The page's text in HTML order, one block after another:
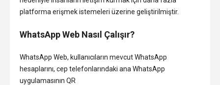
platforma erişmek istemeleri üzerine geliştirilmiştir.
WhatsApp Web Nasıl Çalışır?
WhatsApp Web, kullanıcıların mevcut WhatsApp
hesaplarını, cep telefonlarındaki ana WhatsApp
uygulamasının QR